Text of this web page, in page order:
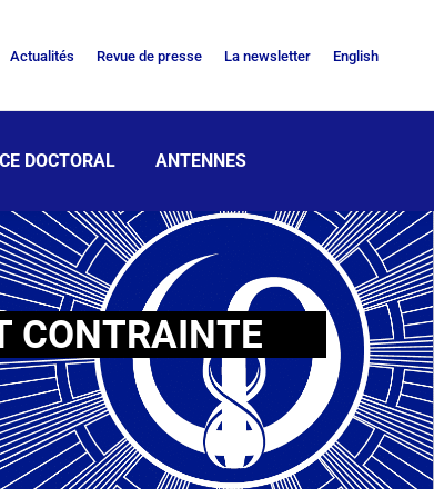
Actualités Revue de presse La newsletter English
DOCTORAL ANTENNES
CONTRAINTE